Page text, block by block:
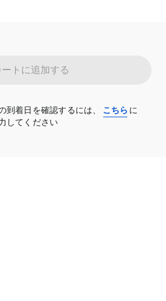
ートに追加する
到着日を確認するには、 こちら に
してください